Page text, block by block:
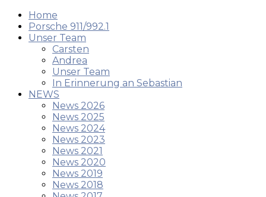
Home
Porsche 911/992.1
Unser Team
Carsten
Andrea
Unser Team
In Erinnerung an Sebastian
NEWS
News 2026
News 2025
News 2024
News 2023
News 2021
News 2020
News 2019
News 2018